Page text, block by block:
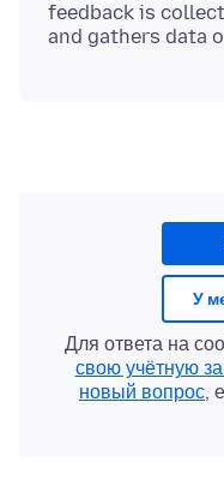
feedback is
У
Для ответа на
свою учётную
новый вопрос,